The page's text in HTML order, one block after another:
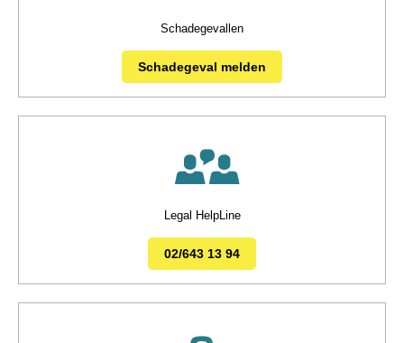
Schadegevallen
Schadegeval melden
Legal HelpLine
02/643 13 94